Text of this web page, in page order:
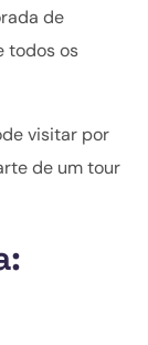
de
todos os
visitar por
de um tour